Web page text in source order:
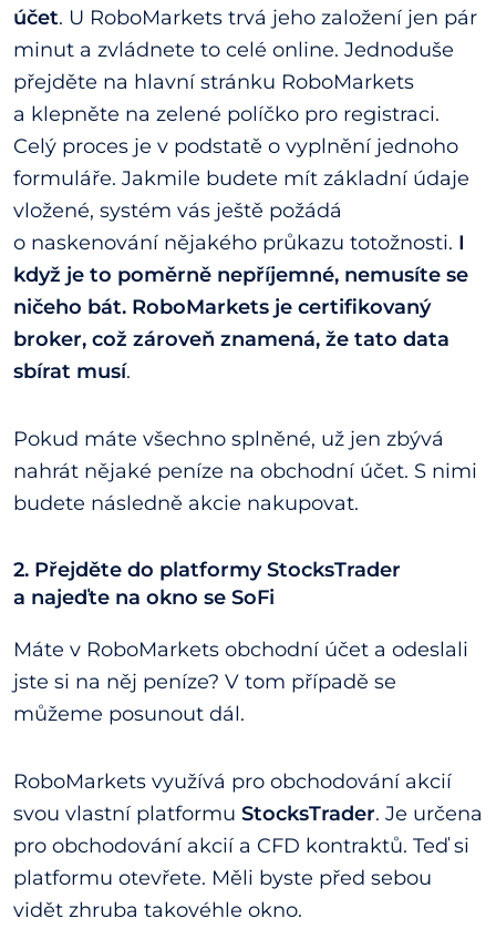
účet. U RoboMarkets trvá jeho založení jen pár
minut a zvládnete to celé online. Jednoduše
přejděte na hlavní stránku RoboMarkets
a klepněte na zelené políčko pro registraci.
Celý proces je v podstatě o vyplnění jednoho
formuláře. Jakmile budete mít základní údaje
vložené, systém vás ještě požádá
o naskenování nějakého průkazu totožnosti. I
když je to poměrně nepříjemné, nemusíte se
ničeho bát. RoboMarkets je certifikovaný
broker, což zároveň znamená, že tato data
sbírat musí.
Pokud máte všechno splněné, už jen zbývá
nahrát nějaké peníze na obchodní účet. S nimi
budete následně akcie nakupovat.
2. Přejděte do platformy StocksTrader
a najeďte na okno se SoFi
Máte v RoboMarkets obchodní účet a odeslali
jste si na něj peníze? V tom případě se
můžeme posunout dál.
RoboMarkets využívá pro obchodování akcií
svou vlastní platformu StocksTrader. Je určena
pro obchodování akcií a CFD kontraktů. Teď si
platformu otevřete. Měli byste před sebou
vidět zhruba takovéhle okno.